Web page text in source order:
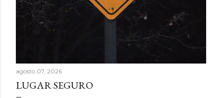
agosto 07, 2026
LUGAR SEGURO